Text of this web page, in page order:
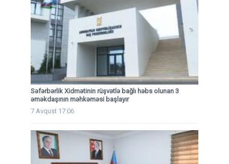
Səfərbərlik Xidmətinin rüşvətlə bağlı həbs olunan 3
əməkdaşının məhkəməsi başlayır
7 Avqust 17:06